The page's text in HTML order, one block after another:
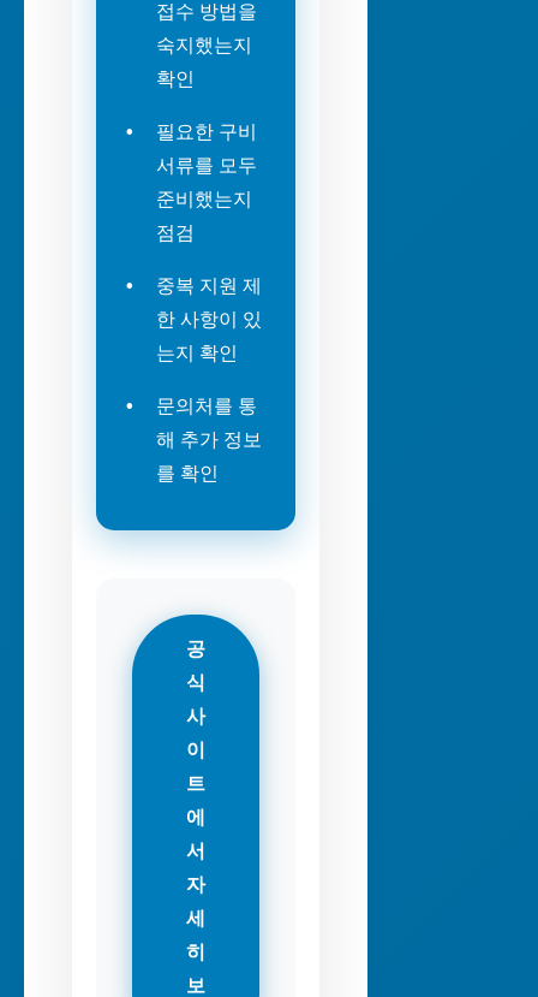
접수 방법을
숙지했는지
확인
필요한 구비
서류를 모두
준비했는지
점검
중복 지원 제
한 사항이 있
는지 확인
문의처를 통
해 추가 정보
를 확인
공
식
사
이
트
에
서
자
세
히
보